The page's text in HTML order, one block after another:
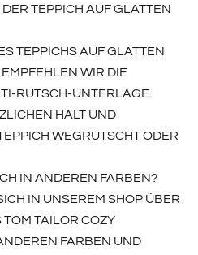
TEPPICH AUF GLATTEN
TEPPICHS AUF GLATTEN
WIR DIE
RUTSCH-UNTERLAGE.
HALT UND
WEGRUTSCHT ODER
IN ANDEREN FARBEN?
IN UNSEREM SHOP ÜBER
TAILOR COZY
FARBEN UND